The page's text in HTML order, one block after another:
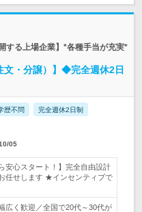
する上場企業】*各種手当が充実*
文・分譲）】◆完全週休2日
歴不問 完全週休2日制
05
安心スタート！】完全自由設計
任せします ★インセンティブで
広く歓迎／全国で20代～30代が